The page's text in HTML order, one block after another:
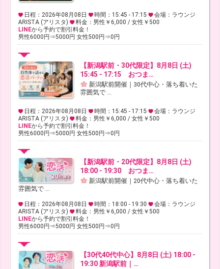
日程：2026年08月08日 時間：15:45 - 17:15
会場：ラウンジ
ARISTA (アリスタ)
料金：男性￥6,000 / 女性￥500
LINEから予約で割引料金！
男性6000円⇒5000円 女性500円⇒0円
【新潟駅前・30代限定】8月8日 (土)
15:45 - 17:15 おつま…
新潟駅前開催｜30代中心・落ち着いた
雰囲気で ...
日程：2026年08月08日 時間：15:45 - 17:15
会場：ラウンジ
ARISTA (アリスタ)
料金：男性￥6,000 / 女性￥500
LINEから予約で割引料金！
男性6000円⇒5000円 女性500円⇒0円
【新潟駅前・20代限定】8月8日 (土)
18:00 - 19:30 おつま…
新潟駅前開催｜20代中心・落ち着いた
雰囲気で ...
日程：2026年08月08日 時間：18:00 - 19:30
会場：ラウンジ
ARISTA (アリスタ)
料金：男性￥6,000 / 女性￥500
LINEから予約で割引料金！
男性6000円⇒5000円 女性500円⇒0円
【30代40代中心】8月8日 (土) 18:00 -
19:30 新潟駅前｜…